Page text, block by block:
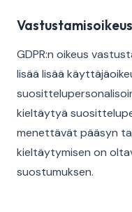
Vastustamisoikeus
GDPR:n oikeus
lisää lisää
kieltäytyä
menettävät pääsyn
kieltäytymisen on
suostumuksen.